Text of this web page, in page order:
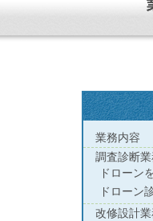
業務内容
調査診断業
ドローン
ドローン
改修設計業